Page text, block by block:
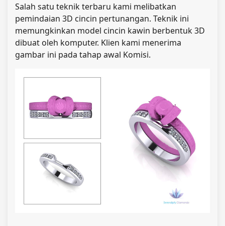
Salah satu teknik terbaru kami melibatkan
pemindaian 3D cincin pertunangan. Teknik ini
memungkinkan model cincin kawin berbentuk 3D
dibuat oleh komputer. Klien kami menerima
gambar ini pada tahap awal Komisi.